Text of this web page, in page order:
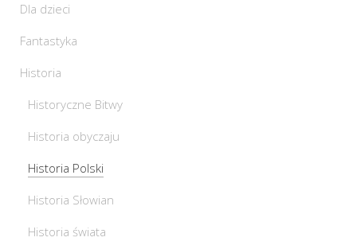
Dla dzieci
Fantastyka
Historia
Historyczne Bitwy
Historia obyczaju
Historia Polski
Historia Słowian
Historia świata